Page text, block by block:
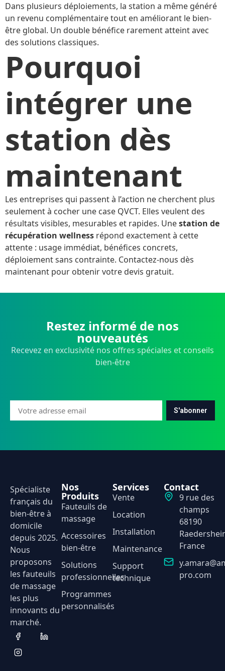
Dans plusieurs déploiements, la station a même généré
un revenu complémentaire tout en améliorant le bien-
être global. Un double bénéfice rarement atteint avec
des solutions classiques.
Pourquoi
intégrer une
station dès
maintenant
Les entreprises qui passent à l’action ne cherchent plus
seulement à cocher une case QVCT. Elles veulent des
résultats visibles, mesurables et rapides. Unestation de
récupération wellness répond exactement à cette
attente : usage immédiat, bénéfices concrets,
déploiement sans contrainte. Contactez-nous dès
maintenant pour obtenir votre devis gratuit.
Restez informé de nos
nouveautés
Recevez en exclusivité nos offres spéciales et conseils
bien-être
S'abonner
Spécialiste
français du
bien-être à
domicile
depuis 2025.
Nous
proposons
les fauteuils
de massage
les plus
innovants du
marché.
Nos
Produits
Fauteuils de
massage
Accessoires
bien-être
Solutions
professionnelles
Programmes
personnalisés
Services
Vente
Location
Installation
Maintenance
Support
technique
Contact
9 rue des
champs
68190
France
pro.com